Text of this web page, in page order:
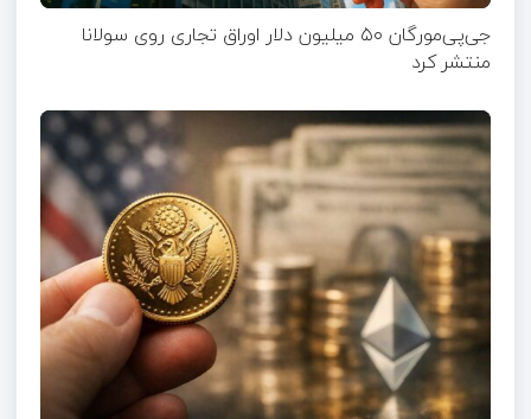
جی‌پی‌مورگان ۵۰ میلیون دلار اوراق تجاری روی سولانا
منتشر کرد